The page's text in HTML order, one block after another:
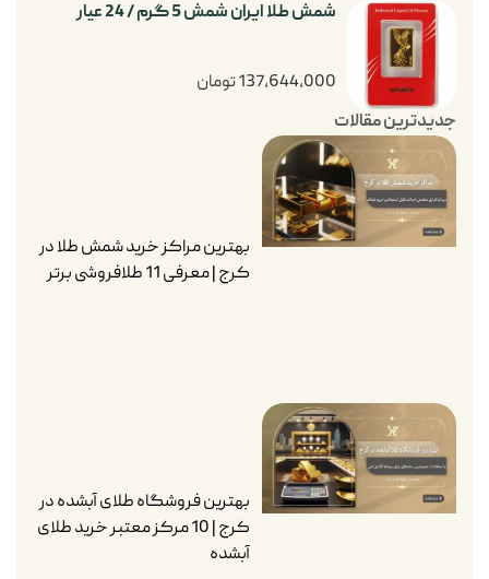
شمش طلا ایران شمش 5 گرم / 24 عیار
137,644,000تومان
جدیدترین مقالات
بهترین مراکز خرید شمش طلا در
کرج | معرفی 11 طلافروشی برتر
بهترین فروشگاه طلای آبشده در
کرج | 10 مرکز معتبر خرید طلای
آبشده